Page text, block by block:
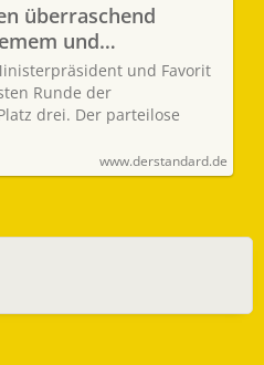
überraschend
und
und Favorit
Runde der
drei. Der parteilose
www.derstandard.de